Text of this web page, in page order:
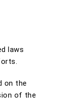
laws
on the
of the